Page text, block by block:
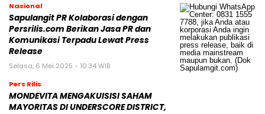
Nasional
Sapulangit PR Kolaborasi dengan
Persrilis.com Berikan Jasa PR dan
Komunikasi Terpadu Lewat Press
Release
Selasa, 6 Mei 2025 - 10:34 WIB
Pers Rilis
MONDEVITA MENGAKUISISI SAHAM
MAYORITAS DI UNDERSCORE DISTRICT,